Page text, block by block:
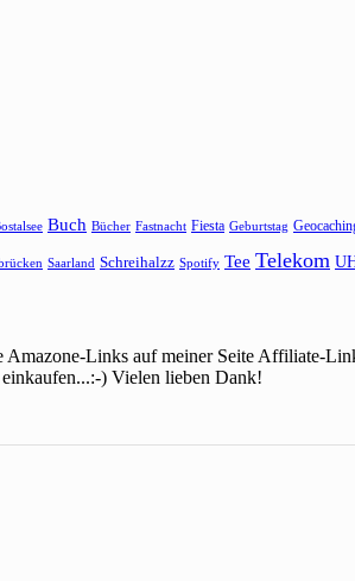
Buch Bücher Fastnacht Fiesta Geburtstag
Saarland Schreihalzz Spotify Tee Telekom
Amazone-Links auf meiner Seite Affiliate-
) Vielen lieben Dank!